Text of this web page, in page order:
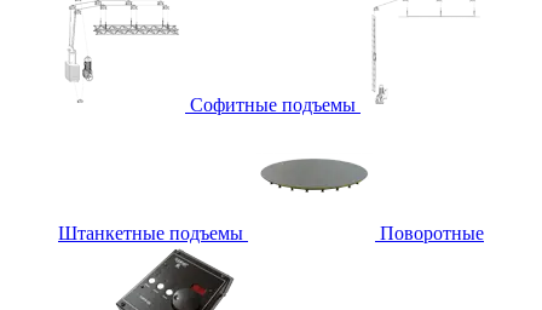
Софитные подъемы
Штанкетные подъемы Поворотные